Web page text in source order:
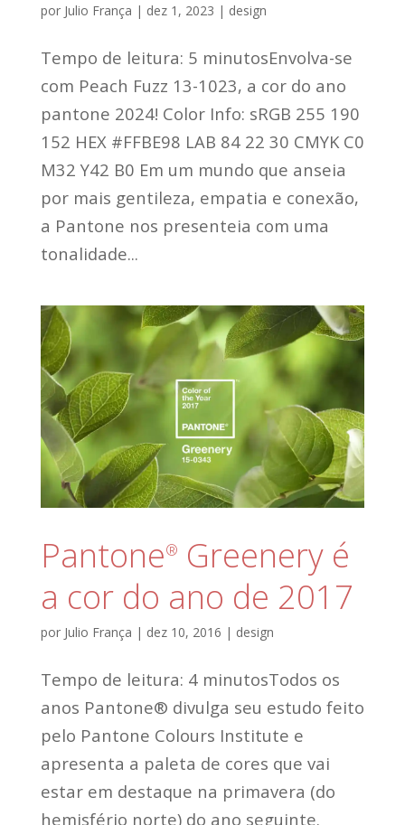
por Julio França | dez 1, 2023 | design
Tempo de leitura: 5 minutosEnvolva-se
com Peach Fuzz 13-1023, a cor do ano
pantone 2024! Color Info: sRGB 255 190
152 HEX #FFBE98 LAB 84 22 30 CMYK C0
M32 Y42 B0 Em um mundo que anseia
por mais gentileza, empatia e conexão,
a Pantone nos presenteia com uma
tonalidade...
Pantone® Greenery é
a cor do ano de 2017
por Julio França | dez 10, 2016 | design
Tempo de leitura: 4 minutosTodos os
anos Pantone® divulga seu estudo feito
pelo Pantone Colours Institute e
apresenta a paleta de cores que vai
estar em destaque na primavera (do
hemisfério norte) do ano seguinte.